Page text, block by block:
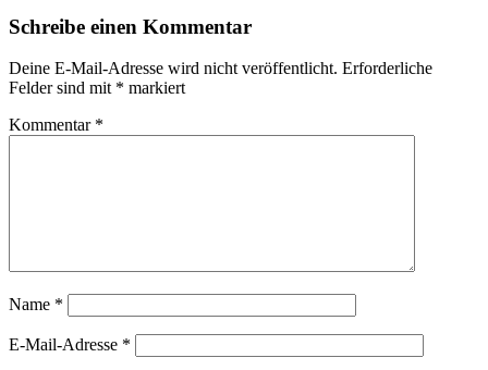
Schreibe einen Kommentar
Deine E-Mail-Adresse wird nicht veröffentlicht. Erforderliche
Felder sind mit * markiert
Kommentar *
Name *
E-Mail-Adresse *